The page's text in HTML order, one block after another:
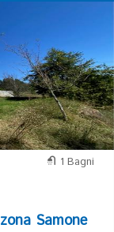
1 Bagni
Samone